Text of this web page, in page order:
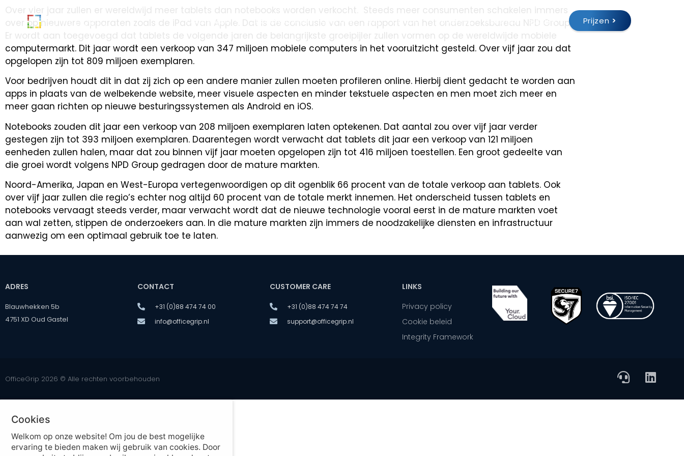
Oplossingen Succesverhalen Over ons Blog Contact Werken bij Webshop Support Prijzen >
Over vier jaar zullen er wereldwijd meer tablets dan notebooks worden verkocht. Steeds meer consumenten schakelen immers
over op nieuwere apparaten zoals de iPad van Apple. Dat is de conclusie van een rapport van het onderzoeksbureau NPD Group.
Er wordt aan toegevoegd dat tablets de volgende jaren de belangrijkste groeipijler zullen vormen op de wereldwijde mobiele
computermarkt. Dit jaar wordt een verkoop van 347 miljoen mobiele computers in het vooruitzicht gesteld. Over vijf jaar zou dat
opgelopen zijn tot 809 miljoen exemplaren.
Voor bedrijven houdt dit in dat zij zich op een andere manier zullen moeten profileren online. Hierbij dient gedacht te worden aan
apps in plaats van de welbekende website, meer visuele aspecten en minder tekstuele aspecten en men moet zich meer en
meer gaan richten op nieuwe besturingssystemen als Android en iOS.
Notebooks zouden dit jaar een verkoop van 208 miljoen exemplaren laten optekenen. Dat aantal zou over vijf jaar verder
gestegen zijn tot 393 miljoen exemplaren. Daarentegen wordt verwacht dat tablets dit jaar een verkoop van 121 miljoen
eenheden zullen halen, maar dat zou binnen vijf jaar moeten opgelopen zijn tot 416 miljoen toestellen. Een groot gedeelte van
die groei wordt volgens NPD Group gedragen door de mature markten.
Noord-Amerika, Japan en West-Europa vertegenwoordigen op dit ogenblik 66 procent van de totale verkoop aan tablets. Ook
over vijf jaar zullen die regio’s echter nog altijd 60 procent van de totale merkt innemen. Het onderscheid tussen tablets en
notebooks vervaagt steeds verder, maar verwacht wordt dat de nieuwe technologie vooral eerst in de mature markten voet
aan wal zetten, stippen de onderzoekers aan. In die mature markten zijn immers de noodzakelijke diensten en infrastructuur
aanwezig om een optimaal gebruik toe te laten.
ADRES
Blauwhekken 5b
4751 XD Oud Gastel
CONTACT
+31 (0)88 474 74 00
info@officegrip.nl
CUSTOMER CARE
+31 (0)88 474 74 74
support@officegrip.nl
LINKS
Privacy policy
Cookie beleid
Integrity Framework
OfficeGrip 2026 © Alle rechten voorbehouden